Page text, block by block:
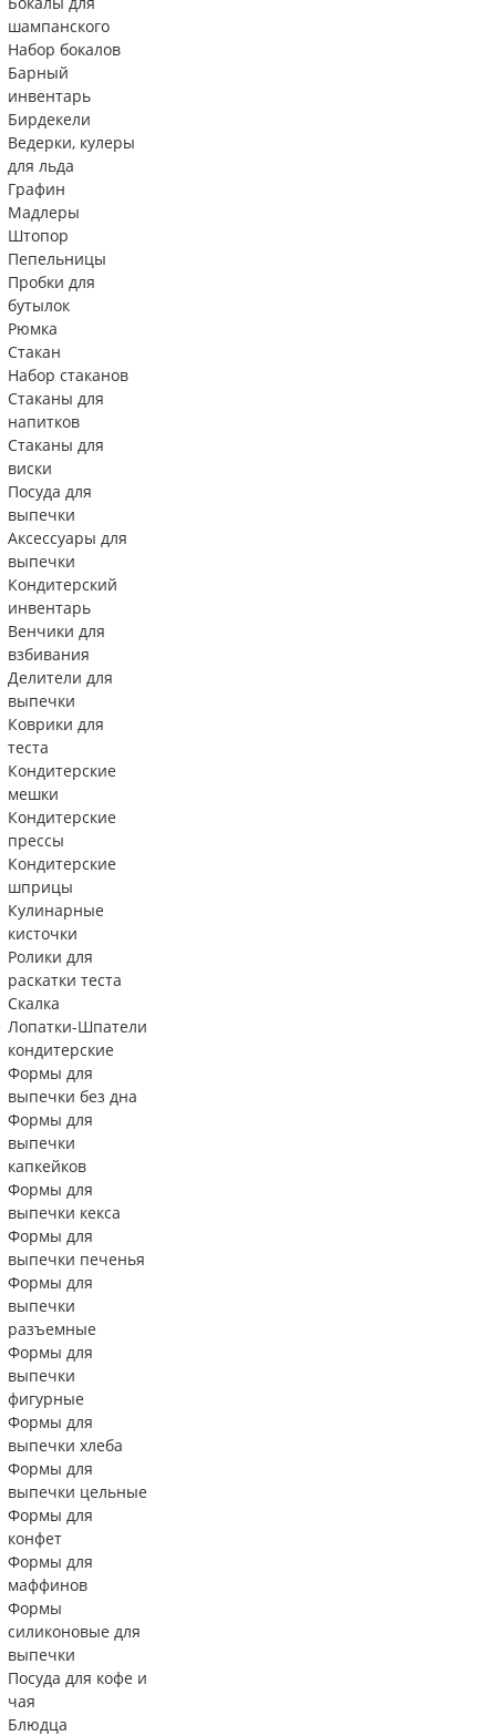
шампанского
Набор бокалов
Барный
инвентарь
Бирдекели
Ведерки, кулеры
для льда
Графин
Мадлеры
Штопор
Пепельницы
Пробки для
бутылок
Рюмка
Стакан
Набор стаканов
Стаканы для
напитков
Стаканы для
виски
Посуда для
выпечки
Аксессуары для
выпечки
Кондитерский
инвентарь
Венчики для
взбивания
Делители для
выпечки
Коврики для
теста
Кондитерские
мешки
Кондитерские
прессы
Кондитерские
шприцы
Кулинарные
кисточки
Ролики для
раскатки теста
Скалка
Лопатки-Шпатели
кондитерские
Формы для
выпечки без дна
Формы для
выпечки
капкейков
Формы для
выпечки кекса
Формы для
выпечки печенья
Формы для
выпечки
разъемные
Формы для
выпечки
фигурные
Формы для
выпечки хлеба
Формы для
выпечки цельные
Формы для
конфет
Формы для
маффинов
Формы
силиконовые для
выпечки
Посуда для кофе и
чая
Блюдца